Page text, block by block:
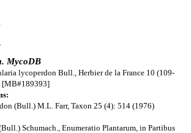
MycoDB
lycoperdon Bull., Herbier de la France 10 (109-
[MB#189393]
(Bull.) M.L. Farr, Taxon 25 (4): 514 (1976)
Schumach., Enumeratio Plantarum, in Partibus